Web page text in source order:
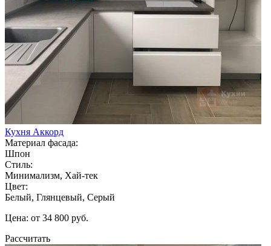
Кухня Аккорд
Материал фасада:
Шпон
Стиль:
Минимализм, Хай-тек
Цвет:
Белый, Глянцевый, Серый
Цена: от 34 800 руб.
Рассчитать